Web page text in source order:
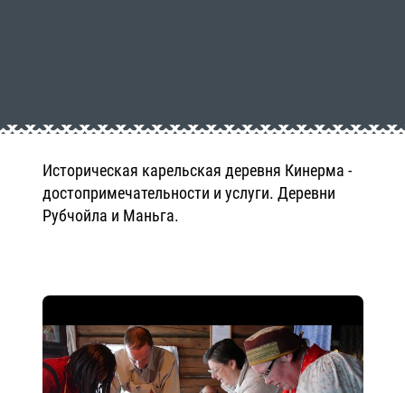
Историческая карельская деревня Кинерма -
достопримечательности и услуги. Деревни
Рубчойла и Маньга.